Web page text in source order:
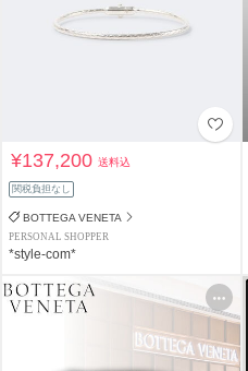
¥137,200送料込
関税負担なし
BOTTEGA VENETA
PERSONAL SHOPPER
*style-com*